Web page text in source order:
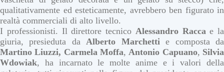
qualitativamente ed esteticamente, avrebbero ben figurato in
realtà commerciali di alto livello.
I professionisti. Il direttore tecnico Alessandro Racca e la
giuria, presieduta da Alberto Marchetti e composta da
Martino Liuzzi, Carmela Moffa, Antonio Capuano, Silvia
Wdowiak, ha incarnato le molte anime e i valori della